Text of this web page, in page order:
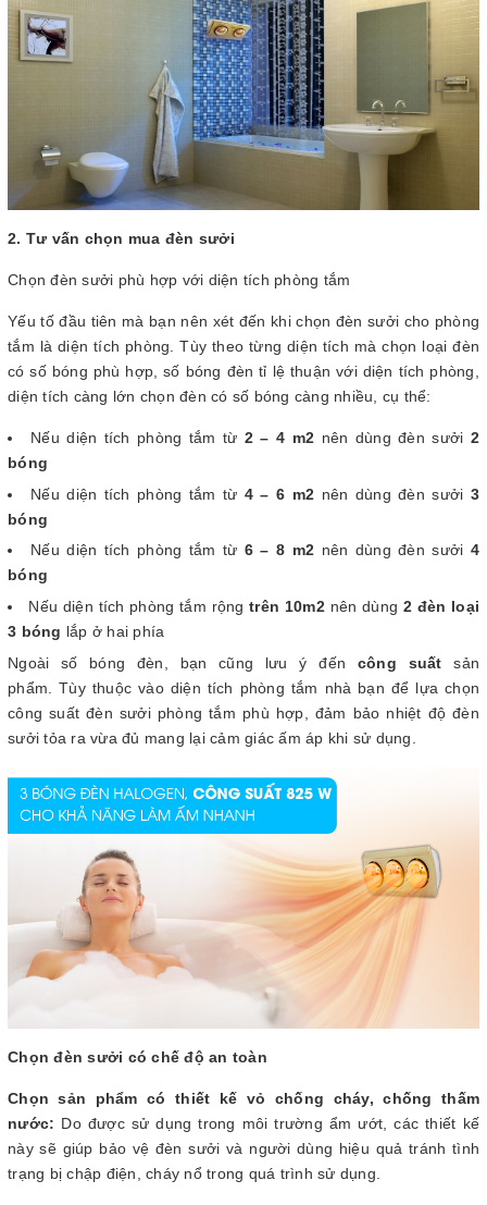
2. Tư vấn chọn mua đèn sưởi
Chọn đèn sưởi phù hợp với diện tích phòng tắm
Yếu tố đầu tiên mà bạn nên xét đến khi chọn đèn sưởi cho phòng
tắm là diện tích phòng. Tùy theo từng diện tích mà chọn loại đèn
có số bóng phù hợp, số bóng đèn tỉ lệ thuận với diện tích phòng,
diện tích càng lớn chọn đèn có số bóng càng nhiều, cụ thể:
Nếu diện tích phòng tắm từ 2 – 4 m2 nên dùng đèn sưởi 2
bóng
Nếu diện tích phòng tắm từ 4 – 6 m2 nên dùng đèn sưởi 3
bóng
Nếu diện tích phòng tắm từ 6 – 8 m2 nên dùng đèn sưởi 4
bóng
Nếu diện tích phòng tắm rộngtrên 10m2nên dùng 2 đèn loại
3 bóng lắp ở hai phía
Ngoài số bóng đèn, bạn cũng lưu ý đến công suất sản
phẩm. Tùy thuộc vào diện tích phòng tắm nhà bạn để lựa chọn
công suất đèn sưởi phòng tắm phù hợp, đảm bảo nhiệt độ đèn
sưởi tỏa ra vừa đủ mang lại cảm giác ấm áp khi sử dụng.
Chọn đèn sưởi có chế độ an toàn
Chọn sản phẩm có thiết kế vỏ chống cháy, chống thấm
nước: Do được sử dụng trong môi trường ẩm ướt, các thiết kế
này sẽ giúp bảo vệ đèn sưởi và người dùng hiệu quả tránh tình
trạng bị chập điện, cháy nổ trong quá trình sử dụng.